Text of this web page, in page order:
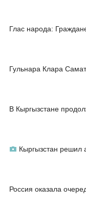
Глас народа:
Гульнара Клара
В Кыргызстане
Кыргызстан решил
Россия оказала